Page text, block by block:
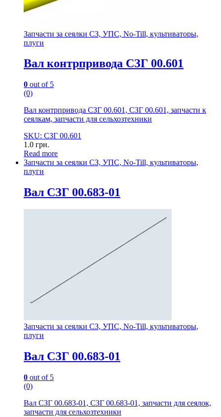
Запчасти за сеялки СЗ, УПС, No-Till, культиваторы,
плуги
Вал контрпривода СЗГ 00.601
0 out of 5
(0)
Вал контрпривода СЗГ 00.601, СЗГ 00.601, запчасти к
сеялкам, запчасти для сельхозтехники
SKU: СЗГ 00.601
1.0 грн.
Read more
Запчасти за сеялки СЗ, УПС, No-Till, культиваторы,
плуги
Вал СЗГ 00.683-01
Запчасти за сеялки СЗ, УПС, No-Till, культиваторы,
плуги
Вал СЗГ 00.683-01
0 out of 5
(0)
Вал СЗГ 00.683-01, СЗГ 00.683-01, запчасти для сеялок,
запчасти для сельхозтехники